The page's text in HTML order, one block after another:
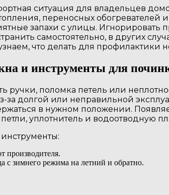
ситуация для владельцев
переносных обогревателей
запахи с улицы. Игнорировать
самостоятельно, в других
что делать для профилактики
и инструменты для
поломка петель или
долгой или неправильной
в нужном положении.
уплотнитель и водоотводную
производителя.
с зимнего режима на летний и обратно.